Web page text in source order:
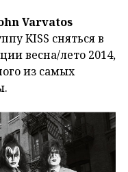
Varvatos
KISS сняться в
весна/лето 2014,
из самых